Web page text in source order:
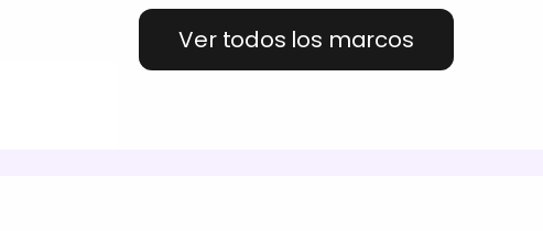
Ver todos los marcos